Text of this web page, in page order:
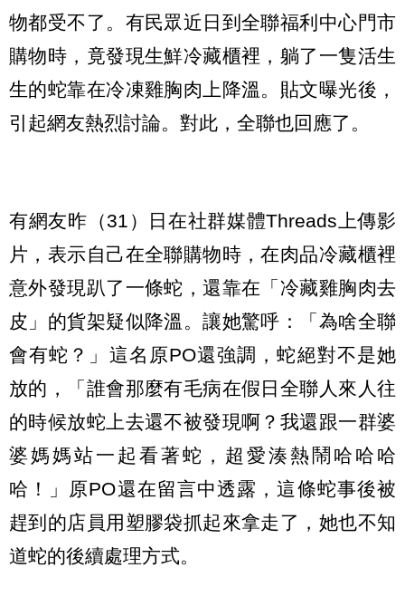
物都受不了。有民眾近日到全聯福利中心門市
購物時，竟發現生鮮冷藏櫃裡，躺了一隻活生
生的蛇靠在冷凍雞胸肉上降溫。貼文曝光後，
引起網友熱烈討論。對此，全聯也回應了。
有網友昨（31）日在社群媒體Threads上傳影
片，表示自己在全聯購物時，在肉品冷藏櫃裡
意外發現趴了一條蛇，還靠在「冷藏雞胸肉去
皮」的貨架疑似降溫。讓她驚呼：「為啥全聯
會有蛇？」這名原PO還強調，蛇絕對不是她
放的，「誰會那麼有毛病在假日全聯人來人往
的時候放蛇上去還不被發現啊？我還跟一群婆
婆媽媽站一起看著蛇，超愛湊熱鬧哈哈哈
哈！」原PO還在留言中透露，這條蛇事後被
趕到的店員用塑膠袋抓起來拿走了，她也不知
道蛇的後續處理方式。